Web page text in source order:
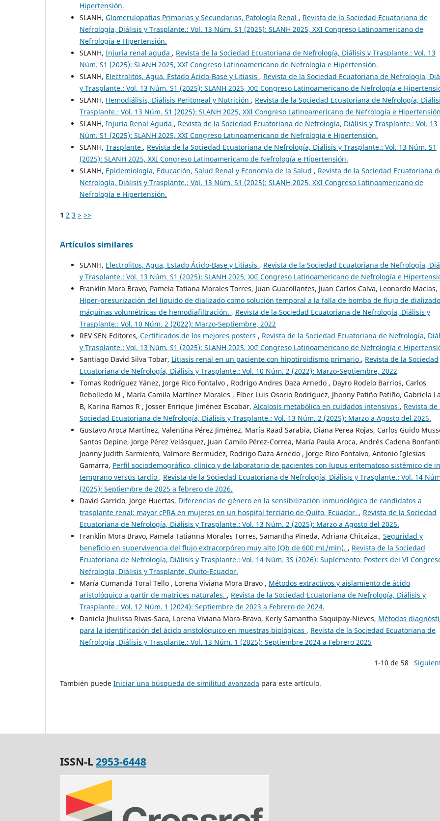
Hipertensión.
SLANH, Glomerulopatías Primarias y Secundarias, Patología Renal , Revista de la Sociedad Ecuatoriana de
Nefrología, Diálisis y Trasplante.: Vol. 13 Núm. S1 (2025): SLANH 2025, XXI Congreso Latinoamericano de
Nefrología e Hipertensión.
SLANH, Injuria renal aguda , Revista de la Sociedad Ecuatoriana de Nefrología, Diálisis y Trasplante.: Vol. 13
Núm. S1 (2025): SLANH 2025, XXI Congreso Latinoamericano de Nefrología e Hipertensión.
SLANH, Electrolitos, Agua, Estado Ácido-Base y Litiasis , Revista de la Sociedad Ecuatoriana de Nefrología,
y Trasplante.: Vol. 13 Núm. S1 (2025): SLANH 2025, XXI Congreso Latinoamericano de Nefrología e
SLANH, Hemodiálisis, Diálisis Peritoneal y Nutrición , Revista de la Sociedad Ecuatoriana de Nefrología,
Trasplante.: Vol. 13 Núm. S1 (2025): SLANH 2025, XXI Congreso Latinoamericano de Nefrología e
SLANH, Injuria Renal Aguda , Revista de la Sociedad Ecuatoriana de Nefrología, Diálisis y Trasplante.: Vol. 13
Núm. S1 (2025): SLANH 2025, XXI Congreso Latinoamericano de Nefrología e Hipertensión.
SLANH, Trasplante , Revista de la Sociedad Ecuatoriana de Nefrología, Diálisis y Trasplante.: Vol. 13 Núm. S1
(2025): SLANH 2025, XXI Congreso Latinoamericano de Nefrología e Hipertensión.
SLANH, Epidemiología, Educación, Salud Renal y Economía de la Salud , Revista de la Sociedad Ecuatoriana
Nefrología, Diálisis y Trasplante.: Vol. 13 Núm. S1 (2025): SLANH 2025, XXI Congreso Latinoamericano de
Nefrología e Hipertensión.
1 2 3 > >>
Artículos similares
SLANH, Electrolitos, Agua, Estado Ácido-Base y Litiasis , Revista de la Sociedad Ecuatoriana de Nefrología,
y Trasplante.: Vol. 13 Núm. S1 (2025): SLANH 2025, XXI Congreso Latinoamericano de Nefrología e
Franklin Mora Bravo, Pamela Tatiana Morales Torres, Juan Guacollantes, Juan Carlos Calva, Leonardo Macias,
Hiper-presurización del líquido de dializado como solución temporal a la falla de bomba de flujo de
máquinas volumétricas de hemodiafiltración. , Revista de la Sociedad Ecuatoriana de Nefrología, Diálisis y
Trasplante.: Vol. 10 Núm. 2 (2022): Marzo-Septiembre, 2022
REV SEN Editores, Certificados de los mejores posters , Revista de la Sociedad Ecuatoriana de Nefrología,
y Trasplante.: Vol. 13 Núm. S1 (2025): SLANH 2025, XXI Congreso Latinoamericano de Nefrología e
Santiago David Silva Tobar, Litiasis renal en un paciente con hipotiroidismo primario , Revista de la Sociedad
Ecuatoriana de Nefrología, Diálisis y Trasplante.: Vol. 10 Núm. 2 (2022): Marzo-Septiembre, 2022
Tomas Rodríguez Yánez, Jorge Rico Fontalvo , Rodrigo Andres Daza Arnedo , Dayro Rodelo Barrios, Carlos
Rebolledo M , María Camila Martínez Morales , Elber Luis Osorio Rodríguez, Jhonny Patiño Patiño, Gabriela
B, Karina Ramos R , Josser Enrique Jiménez Escobar, Alcalosis metabólica en cuidados intensivos , Revista de
Sociedad Ecuatoriana de Nefrología, Diálisis y Trasplante.: Vol. 13 Núm. 2 (2025): Marzo a Agosto del 2025.
Gustavo Aroca Martínez, Valentina Pérez Jiménez, María Raad Sarabia, Diana Perea Rojas, Carlos Guido
Santos Depine, Jorge Pérez Velásquez, Juan Camilo Pérez-Correa, María Paula Aroca, Andrés Cadena
Joanny Judith Sarmiento, Valmore Bermudez, Rodrigo Daza Arnedo , Jorge Rico Fontalvo, Antonio Iglesias
Gamarra, Perfil sociodemográfico, clínico y de laboratorio de pacientes con lupus eritematoso sistémico de
temprano versus tardío , Revista de la Sociedad Ecuatoriana de Nefrología, Diálisis y Trasplante.: Vol. 14
(2025): Septiembre de 2025 a febrero de 2026.
David Garrido, Jorge Huertas, Diferencias de género en la sensibilización inmunológica de candidatos a
trasplante renal: mayor cPRA en mujeres en un hospital terciario de Quito, Ecuador. , Revista de la Sociedad
Ecuatoriana de Nefrología, Diálisis y Trasplante.: Vol. 13 Núm. 2 (2025): Marzo a Agosto del 2025.
Franklin Mora Bravo, Pamela Tatianna Morales Torres, Samantha Pineda, Adriana Chicaiza., Seguridad y
beneficio en supervivencia del flujo extracorpóreo muy alto (Qb de 600 mL/min). , Revista de la Sociedad
Ecuatoriana de Nefrología, Diálisis y Trasplante.: Vol. 14 Núm. 3S (2026): Suplemento: Posters del VI
Nefrología, Diálisis y Trasplante, Quito-Ecuador.
María Cumandá Toral Tello , Lorena Viviana Mora Bravo , Métodos extractivos y aislamiento de ácido
aristolóquico a partir de matrices naturales. , Revista de la Sociedad Ecuatoriana de Nefrología, Diálisis y
Trasplante.: Vol. 12 Núm. 1 (2024): Septiembre de 2023 a Febrero de 2024.
Daniela Jhulissa Rivas-Saca, Lorena Viviana Mora-Bravo, Kerly Samantha Saquipay-Nieves, Métodos
para la identificación del ácido aristolóquico en muestras biológicas , Revista de la Sociedad Ecuatoriana de
Nefrología, Diálisis y Trasplante.: Vol. 13 Núm. 1 (2025): Septiembre 2024 a Febrero 2025
1-10 de 58
También puede Iniciar una búsqueda de similitud avanzada para este artículo.
ISSN-L2953-6448